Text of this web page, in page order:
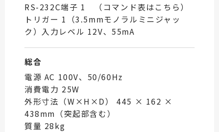
RS-232C端子 1 （コマンド表はこちら）
トリガー 1（3.5mmモノラルミニジャッ
ク）入力レベル 12V、55mA
総合
電源 AC 100V、50/60Hz
消費電力 25W
外形寸法（W×H×D） 445 × 162 ×
438mm（突起部含む）
質量 28kg